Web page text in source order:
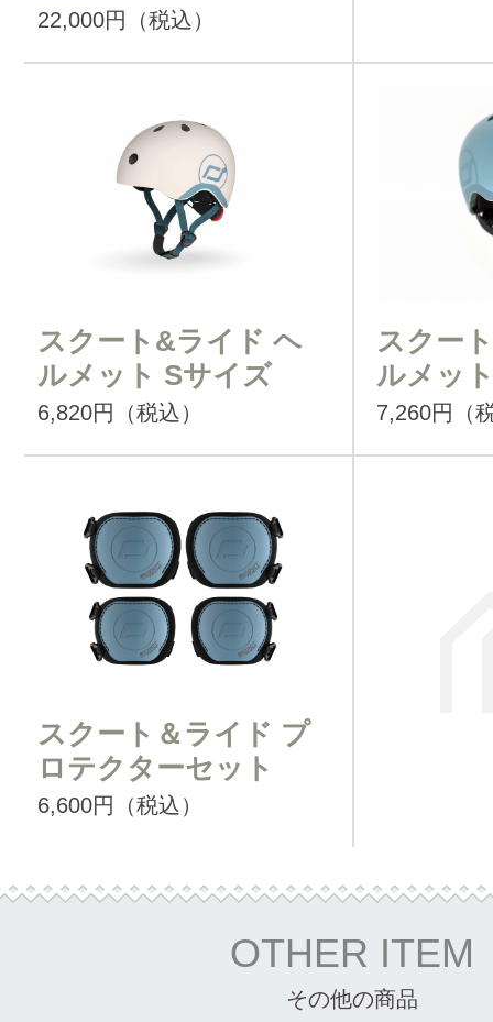
22,000円（税込）
スクート&ライド ヘ
ルメット Sサイズ
6,820円（税込）
スクー
ルメッ
7,260円（
スクート＆ライド プ
ロテクターセット
6,600円（税込）
OTHER ITEM
その他の商品